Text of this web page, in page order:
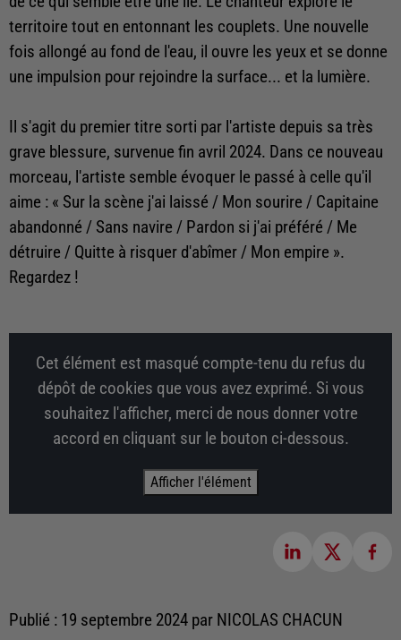
territoire tout en entonnant les couplets. Une nouvelle
fois allongé au fond de l'eau, il ouvre les yeux et se donne
une impulsion pour rejoindre la surface... et la lumière.
Il s'agit du premier titre sorti par l'artiste depuis sa très
grave blessure, survenue fin avril 2024. Dans ce nouveau
morceau, l'artiste semble évoquer le passé à celle qu'il
aime : « Sur la scène j'ai laissé / Mon sourire / Capitaine
abandonné / Sans navire / Pardon si j'ai préféré / Me
détruire / Quitte à risquer d'abîmer / Mon empire ».
Regardez !
Cet élément est masqué compte-tenu du refus du
dépôt de cookies que vous avez exprimé. Si vous
souhaitez l'afficher, merci de nous donner votre
accord en cliquant sur le bouton ci-dessous.
Afficher l'élément
Publié : 19 septembre 2024 par NICOLAS CHACUN